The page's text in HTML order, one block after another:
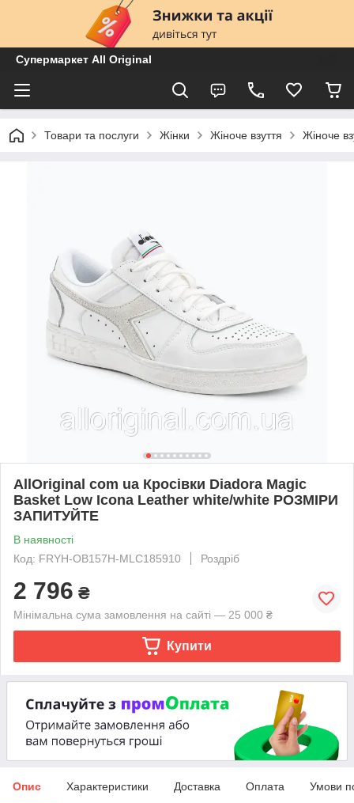
Супермаркет All Original
Товари та послуги Жінки Жіноче взуття Жіноче
AllOriginal com ua Кросівки Diadora Magic
Basket Low Icona Leather white/white РОЗМІРИ
ЗАПИТУЙТЕ
В наявності
Код: FRYH-OB157H-MLC185910
Роздріб
2 796 ₴
Мінімальна сума замовлення на сайті — 25 000 ₴
Купити
Опис Характеристики Доставка Оплата Умови